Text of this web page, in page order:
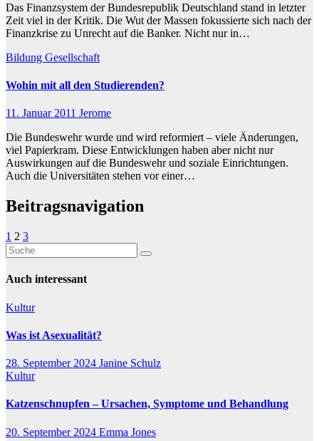
Das Finanzsystem der Bundesrepublik Deutschland stand in letzter
Zeit viel in der Kritik. Die Wut der Massen fokussierte sich nach der
Finanzkrise zu Unrecht auf die Banker. Nicht nur in…
Bildung Gesellschaft
Wohin mit all den Studierenden?
11. Januar 2011 Jerome
Die Bundeswehr wurde und wird reformiert – viele Änderungen,
viel Papierkram. Diese Entwicklungen haben aber nicht nur
Auswirkungen auf die Bundeswehr und soziale Einrichtungen.
Auch die Universitäten stehen vor einer…
Beitragsnavigation
1 2 3
Auch interessant
Kultur
Was ist Asexualität?
28. September 2024 Janine Schulz
Kultur
Katzenschnupfen – Ursachen, Symptome und Behandlung
20. September 2024 Emma Jones